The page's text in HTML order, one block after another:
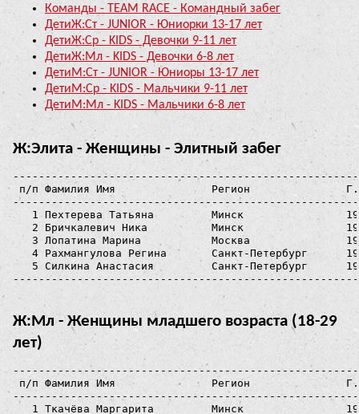
Команды - TEAM RACE - Командный забег
ДетиЖ:Ст - JUNIOR - Юниорки 13-17 лет
ДетиЖ:Ср - KIDS - Девочки 9-11 лет
ДетиЖ:Мл - KIDS - Девочки 6-8 лет
ДетиМ:Ст - JUNIOR - Юниоры 13-17 лет
ДетиМ:Ср - KIDS - Мальчики 9-11 лет
ДетиМ:Мл - KIDS - Мальчики 6-8 лет
Ж:Элита - Женщины - Элитный забег
п/п Фамилия Имя               Регион               Г.р.
1 Пехтерева Татьяна         Минск
2 Бричкалевич Ника          Минск
3 Лопатина Марина           Москва
4 Рахмангулова Регина       Санкт-Петербург
5 Силкина Анастасия         Санкт-Петербург
Ж:Мл - Женщины младшего возраста (18-29
лет)
п/п Фамилия Имя               Регион               Г.р.
1 Ткачёва Маргарита         Минск